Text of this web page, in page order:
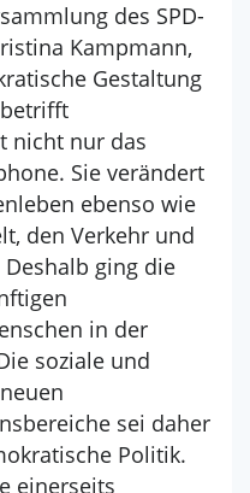
des SPD-
Kampmann,
Gestaltung
nicht nur das
Sie verändert
ebenso wie
den Verkehr und
ging die
in der
soziale und
sei daher
Politik.
einerseits